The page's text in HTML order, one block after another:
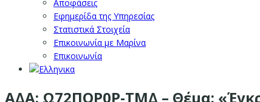
Αποφάσεις
Εφημερίδα της Υπηρεσίας
Στατιστικά Στοιχεία
Επικοινωνία με Μαρίνα
Επικοινωνία
ΑΔΑ: Ω72ΠΟΡ0Ρ-ΤΜΔ – Θέμα: